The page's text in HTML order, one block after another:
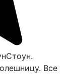
Все